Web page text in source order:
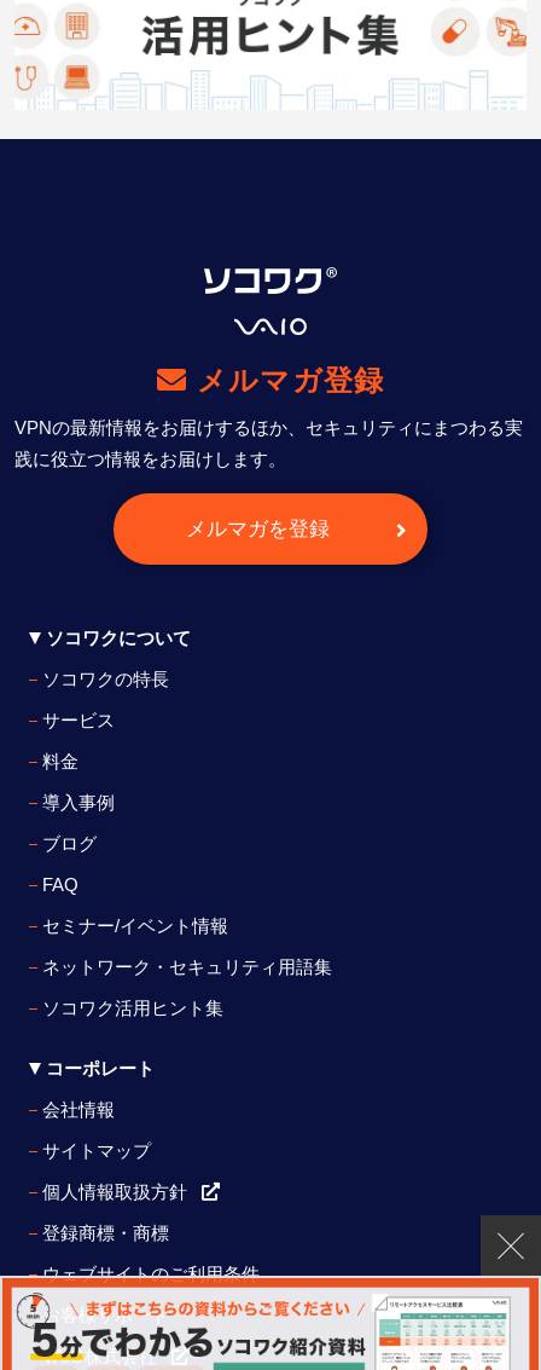
メルマガ登録
VPNの最新情報をお届けするほか、セキュリティにまつわる実
践に役立つ情報をお届けします。
メルマガを登録
ソコワクについて
ソコワクの特長
サービス
料金
導入事例
ブログ
FAQ
セミナー/イベント情報
ネットワーク・セキュリティ用語集
ソコワク活用ヒント集
コーポレート
会社情報
サイトマップ
個人情報取扱方針
登録商標・商標
ウェブサイトのご利用条件
お客様サポート
VAIO株式会社